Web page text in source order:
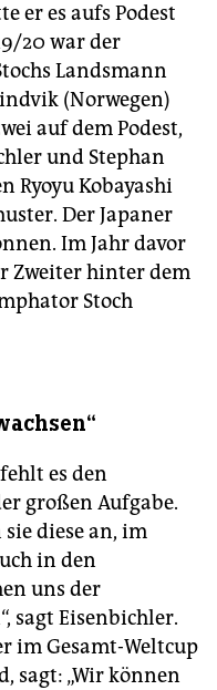
er es aufs Podest
20 war der
Landsmann
(Norwegen)
auf dem Podest,
und Stephan
Ryoyu Kobayashi
Der Japaner
Im Jahr davor
Zweiter hinter dem
Stoch
es den
großen Aufgabe.
diese an, im
in den
uns der
sagt Eisenbichler.
im Gesamt-Weltcup
sagt: „Wir können